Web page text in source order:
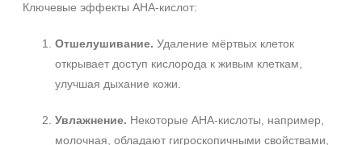
Вечер
Ключевые эффекты AHA‑кислот:
Отшелушивание. Удаление мёртвых клеток
открывает доступ кислорода к живым клеткам,
улучшая дыхание кожи.
Увлажнение. Некоторые AHA‑кислоты, например,
молочная, обладают гигроскопичными свойствами,